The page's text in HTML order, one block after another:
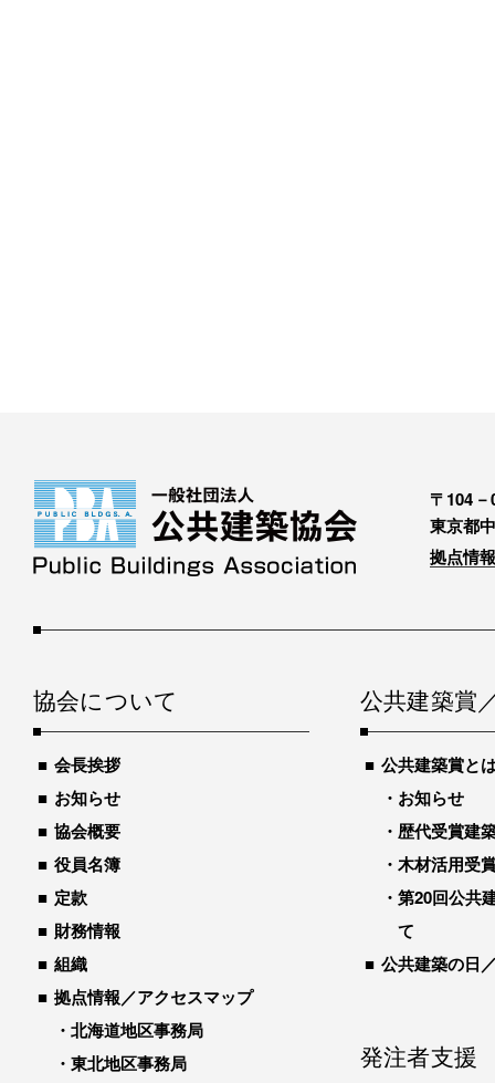
〒104－
東京都
拠点情
協会について
会長挨拶
お知らせ
協会概要
役員名簿
定款
財務情報
組織
拠点情報／アクセスマップ
北海道地区事務局
東北地区事務局
公共建築賞
公共建築賞と
お知らせ
歴代受賞建
木材活用受
第20回公共
て
公共建築の日
発注者支援